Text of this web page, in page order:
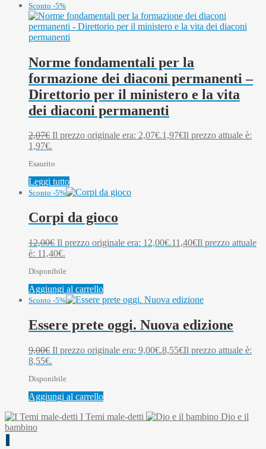
Sconto -5%
Norme fondamentali per la
formazione dei diaconi permanenti –
Direttorio per il ministero e la vita
dei diaconi permanenti
2,07€ Il prezzo originale era: 2,07€.1,97€Il prezzo attuale è:
1,97€.
Esaurito
Leggi tutto
Sconto -5%
Corpi da gioco
12,00€ Il prezzo originale era: 12,00€.11,40€Il prezzo attuale
è: 11,40€.
Disponibile
Aggiungi al carrello
Sconto -5%
Essere prete oggi. Nuova edizione
9,00€ Il prezzo originale era: 9,00€.8,55€Il prezzo attuale è:
8,55€.
Disponibile
Aggiungi al carrello
I Temi male-detti
Dio e il
bambino